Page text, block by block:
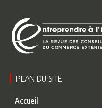
PLAN DU SITE
Accueil